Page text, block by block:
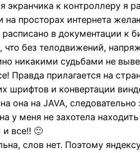
экранчика к контроллеру я
на просторах интернета
в документации к
что без телодвижений,
никакими судьбами не
Правда прилагается на
шрифтов и конвертации
она на JAVA,
у меня не захотела
все!! 🙂
слов нет. Поэтому